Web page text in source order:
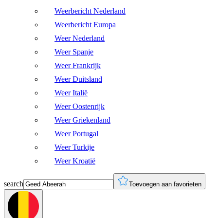
Weerbericht Nederland
Weerbericht Europa
Weer Nederland
Weer Spanje
Weer Frankrijk
Weer Duitsland
Weer Italië
Weer Oostenrijk
Weer Griekenland
Weer Portugal
Weer Turkije
Weer Kroatië
search Toevoegen aan favorieten